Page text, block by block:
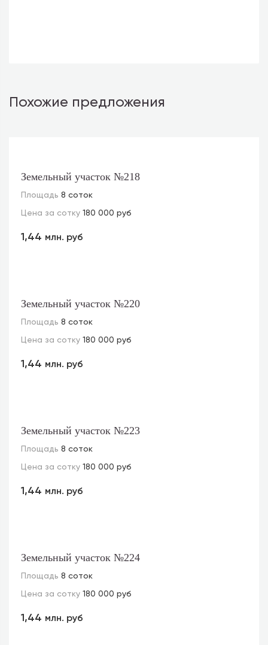
Похожие предложения
Земельный участок №218
Площадь 8 соток
Цена за сотку 180 000 руб
1,44 млн. руб
Земельный участок №220
Площадь 8 соток
Цена за сотку 180 000 руб
1,44 млн. руб
Земельный участок №223
Площадь 8 соток
Цена за сотку 180 000 руб
1,44 млн. руб
Земельный участок №224
Площадь 8 соток
Цена за сотку 180 000 руб
1,44 млн. руб